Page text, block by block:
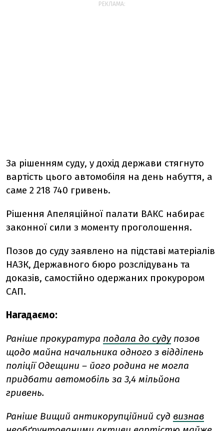
РЕКЛАМА:
За рішенням суду, у дохід держави стягнуто
вартість цього автомобіля на день набуття, а
саме 2 218 740 гривень.
Рішення Апеляційної палати ВАКС набирає
законної сили з моменту проголошення.
Позов до суду заявлено на підставі матеріалів
НАЗК, Державного бюро розслідувань та
доказів, самостійно одержаних прокурором
САП.
Нагадаємо:
Раніше прокуратура подала до суду позов
щодо майна начальника одного з відділень
поліції Одещини – його родина не могла
придбати автомобіль за 3,4 мільйона
гривень.
Раніше Вищий антикорупційний суд визнав